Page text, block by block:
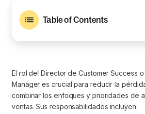
Table of Contents
El rol del Director de Customer Success
Manager es crucial para reducir la
combinar los enfoques y prioridades de
ventas. Sus responsabilidades incluyen: